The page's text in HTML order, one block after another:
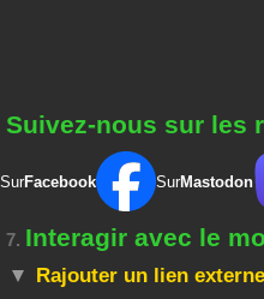
Suivez-nous sur les
SurFacebook SurMastodon
7. Interagir avec le
Rajouter un lien